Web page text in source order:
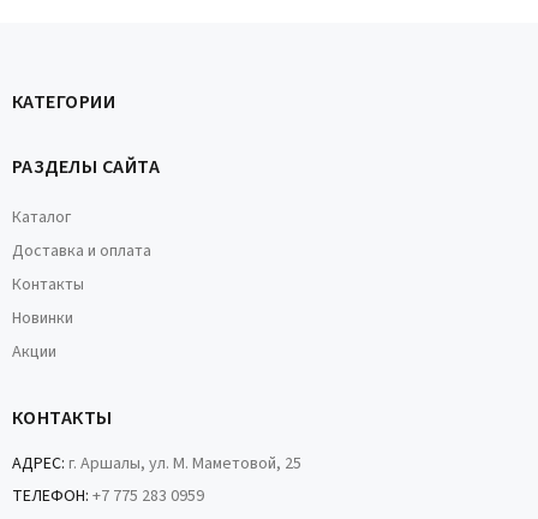
КАТЕГОРИИ
РАЗДЕЛЫ САЙТА
Каталог
Доставка и оплата
Контакты
Новинки
Акции
КОНТАКТЫ
АДРЕС: г. Аршалы, ул. М. Маметовой, 25
ТЕЛЕФОН: +7 775 283 0959